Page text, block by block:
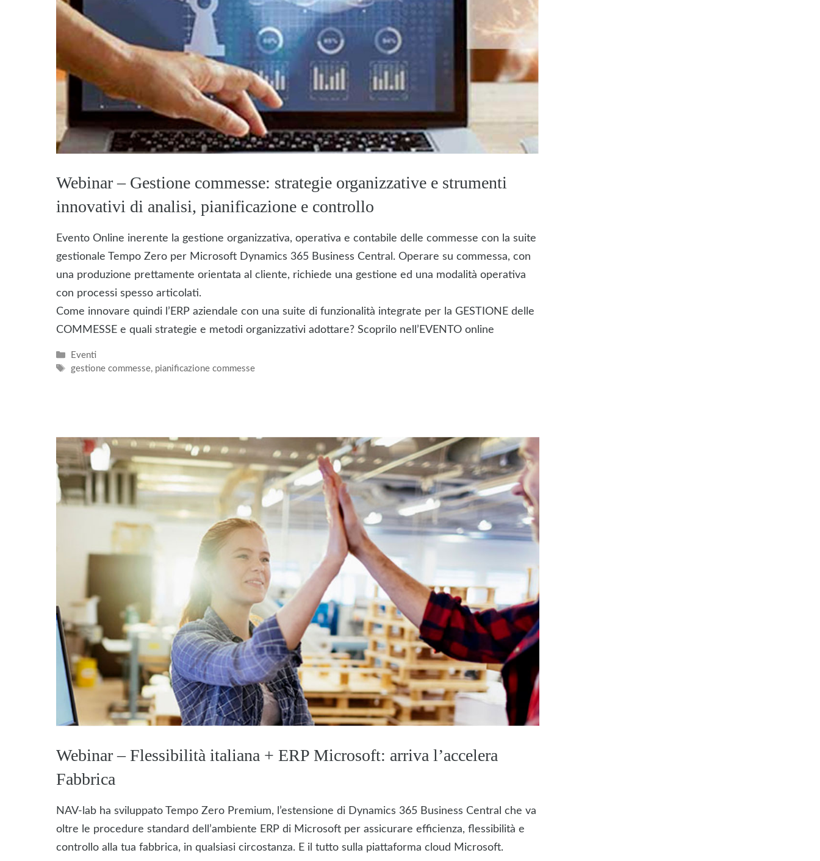
Webinar – Gestione commesse: strategie organizzative e strumenti
innovativi di analisi, pianificazione e controllo
Evento Online inerente la gestione organizzativa, operativa e contabile delle commesse con la suite
gestionale Tempo Zero per Microsoft Dynamics 365 Business Central. Operare su commessa, con
una produzione prettamente orientata al cliente, richiede una gestione ed una modalità operativa
con processi spesso articolati.
Come innovare quindi l’ERP aziendale con una suite di funzionalità integrate per la GESTIONE delle
COMMESSE e quali strategie e metodi organizzativi adottare? Scoprilo nell’EVENTO online
Categorie
Eventi
Tag
gestione commesse, pianificazione commesse
Webinar – Flessibilità italiana + ERP Microsoft: arriva l’accelera
Fabbrica
NAV-lab ha sviluppato Tempo Zero Premium, l’estensione di Dynamics 365 Business Central che va
oltre le procedure standard dell’ambiente ERP di Microsoft per assicurare efficienza, flessibilità e
controllo alla tua fabbrica, in qualsiasi circostanza. E il tutto sulla piattaforma cloud Microsoft.